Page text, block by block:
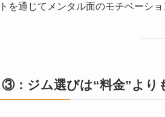
を通じてメンタル面のモチベーシ
：ジム選びは“料金”より